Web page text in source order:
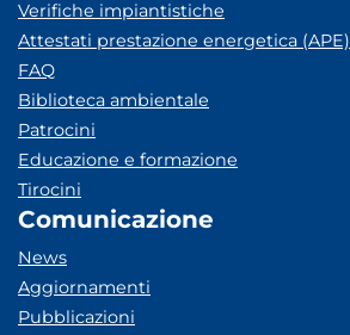
Verifiche impiantistiche
Attestati prestazione energetica (APE)
FAQ
Biblioteca ambientale
Patrocini
Educazione e formazione
Tirocini
Comunicazione
News
Aggiornamenti
Pubblicazioni